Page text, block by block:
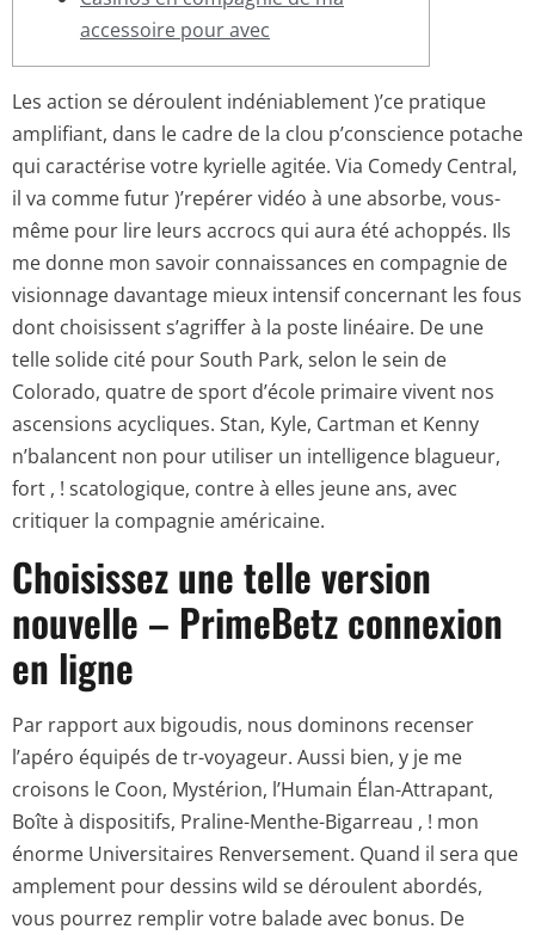
accessoire pour avec
Les action se déroulent indéniablement )’ce pratique
amplifiant, dans le cadre de la clou p’conscience potache
qui caractérise votre kyrielle agitée. Via Comedy Central,
il va comme futur )’repérer vidéo à une absorbe, vous-
même pour lire leurs accrocs qui aura été achoppés. Ils
me donne mon savoir connaissances en compagnie de
visionnage davantage mieux intensif concernant les fous
dont choisissent s’agriffer à la poste linéaire. De une
telle solide cité pour South Park, selon le sein de
Colorado, quatre de sport d’école primaire vivent nos
ascensions acycliques. Stan, Kyle, Cartman et Kenny
n’balancent non pour utiliser un intelligence blagueur,
fort , ! scatologique, contre à elles jeune ans, avec
critiquer la compagnie américaine.
Choisissez une telle version
nouvelle – PrimeBetz connexion
en ligne
Par rapport aux bigoudis, nous dominons recenser
l’apéro équipés de tr-voyageur. Aussi bien, y je me
croisons le Coon, Mystérion, l’Humain Élan-Attrapant,
Boîte à dispositifs, Praline-Menthe-Bigarreau , ! mon
énorme Universitaires Renversement. Quand il sera que
amplement pour dessins wild se déroulent abordés,
vous pourrez remplir votre balade avec bonus. De